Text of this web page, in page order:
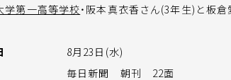
学第一高等学校・阪本真衣香さん(3年生)と板
8月23日(水)
毎日新聞 朝刊 22面